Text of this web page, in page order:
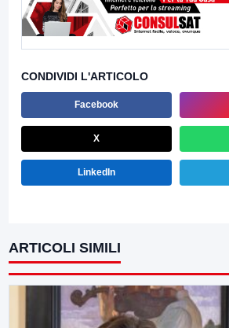
CONDIVIDI L'ARTICOLO
Facebook
X
LinkedIn
ARTICOLI SIMILI